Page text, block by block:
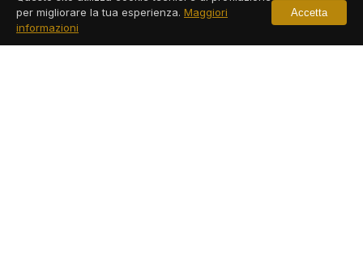
per migliorare la tua esperienza. Maggiori
informazioni
Accetta